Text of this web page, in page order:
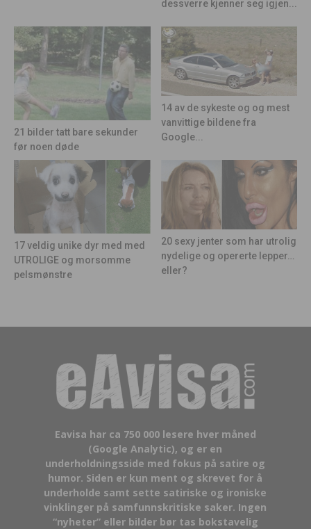
dessverre kjenner seg igjen...
21 bilder tatt bare sekunder
før noen døde
14 av de sykeste og og mest
vanvittige bildene fra
Google...
17 veldig unike dyr med med
UTROLIGE og morsomme
pelsmønstre
20 sexy jenter som har utrolig
nydelige og opererte lepper…
eller?
Eavisa har ca 750 000 lesere hver måned
(Google Analytic), og er en
underholdningsside med fokus på satire og
humor. Siden er kun ment og skrevet for å
underholde samt sette satiriske og ironiske
vinklinger på samfunnskritiske saker. Ingen
“nyheter” eller bilder bør tas bokstavelig